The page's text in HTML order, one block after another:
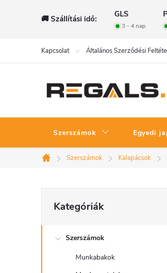
tartalomhoz
🚚 Szállítási idő: GLS
3 - 4 nap
Kapcsolat Általános Szerződési
Szerszámok Egyedi
Kezdőlap
Szerszámok Kalapácsok
O
l
átugrása
Kategóriák
Szerszámok
Munkabakok